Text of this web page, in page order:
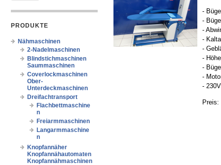
PRODUKTE
Nähmaschinen
2-Nadelmaschinen
Blindstichmaschinen
Saummaschinen
Coverlockmaschinen
Ober-
Unterdeckmaschinen
Dreifachtransport
Flachbettmaschine
n
Freiarmmaschinen
Langarmmaschine
n
Knopfannäher
Knopfannähautomaten
Knopfannähmaschinen
-
-
-
-
-
-
-
-
-
Preis: